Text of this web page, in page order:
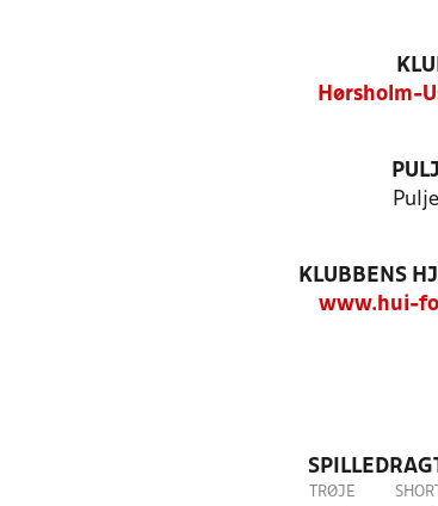
Hørsholm-
Pulje
KLUBBENS
www.hui-
TRØJE